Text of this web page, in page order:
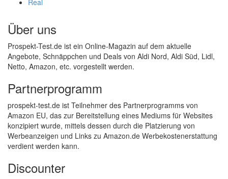
Real
Über uns
Prospekt-Test.de ist ein Online-Magazin auf dem aktuelle
Angebote, Schnäppchen und Deals von Aldi Nord, Aldi Süd, Lidl,
Netto, Amazon, etc. vorgestellt werden.
Partnerprogramm
prospekt-test.de ist Teilnehmer des Partnerprogramms von
Amazon EU, das zur Bereitstellung eines Mediums für Websites
konzipiert wurde, mittels dessen durch die Platzierung von
Werbeanzeigen und Links zu Amazon.de Werbekostenerstattung
verdient werden kann.
Discounter